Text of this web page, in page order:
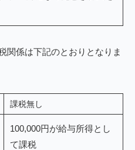
関係は下記のとおりとなりま
課税無し
100,000円が給与所得とし
て課税